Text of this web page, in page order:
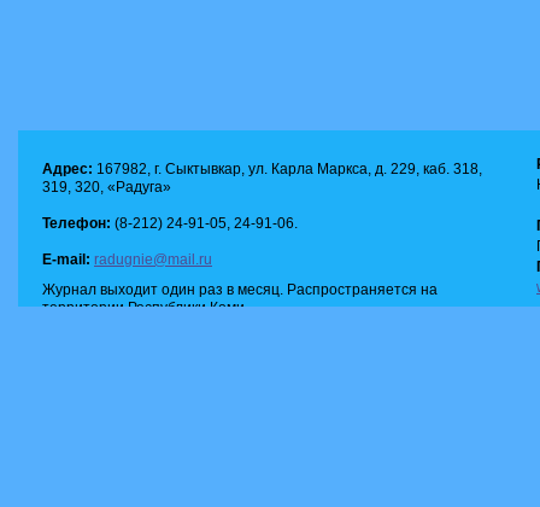
Адрес: 167982, г. Сыктывкар, ул. Карла Маркса, д. 229, каб. 318,
319, 320, «Радуга»
Телефон: (8-212) 24-91-05, 24-91-06.
E-mail: radugnie@mail.ru
Журнал выходит один раз в месяц. Распространяется на
территории Республики Коми.